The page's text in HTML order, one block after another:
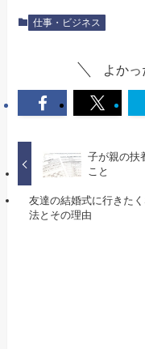
仕事・ビジネス
よかっ
子が親の扶
こと
友達の結婚式に行きた
法とその理由